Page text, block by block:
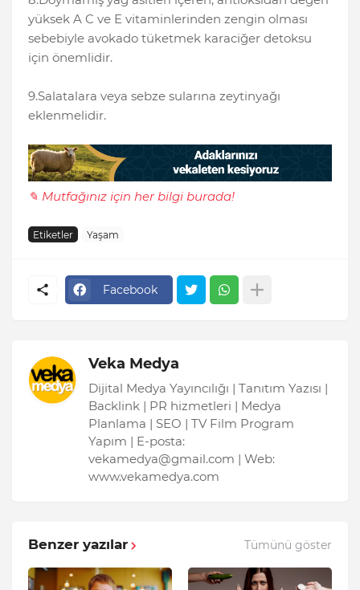
yüksek A C ve E vitaminlerinden zengin olması
sebebiyle avokado tüketmek karaciğer detoksu
için önemlidir.
9.Salatalara veya sebze sularına zeytinyağı
eklenmelidir.
✎ Mutfağınız için her bilgi burada!
Etiketler Yaşam
Facebook
Veka Medya
Dijital Medya Yayıncılığı | Tanıtım Yazısı |
Backlink | PR hizmetleri | Medya
Planlama | SEO | TV Film Program
Yapım | E-posta:
vekamedya@gmail.com | Web:
www.vekamedya.com
Benzer yazılar Tümünü göster